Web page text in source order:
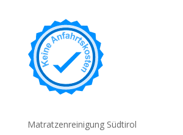
Matratzenreinigung Südtirol